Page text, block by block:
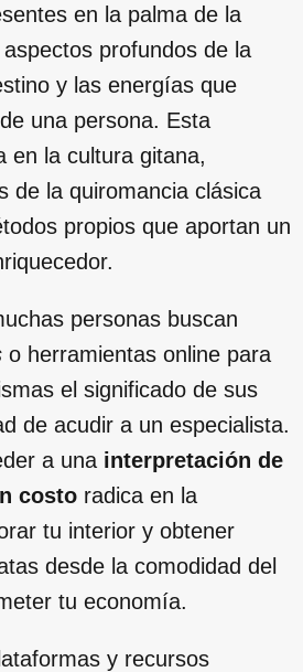
en la palma de la
profundos de la
y las energías que
una persona. Esta
en la cultura gitana,
de la quiromancia clásica
propios que aportan un
personas buscan
o herramientas online para
el significado de sus
de acudir a un especialista.
a una interpretación de
costo radica en la
tu interior y obtener
desde la comodidad del
tu economía.
y recursos